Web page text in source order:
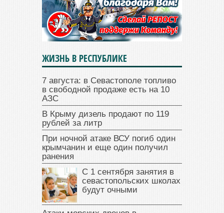
ЖИЗНЬ В РЕСПУБЛИКЕ
7 августа: в Севастополе топливо
в свободной продаже есть на 10
АЗС
В Крыму дизель продают по 119
рублей за литр
При ночной атаке ВСУ погиб один
крымчанин и еще один получил
ранения
С 1 сентября занятия в
севастопольских школах
будут очными